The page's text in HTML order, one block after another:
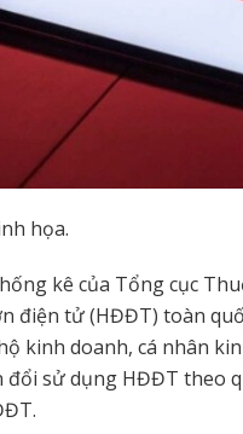
họa.
kê của Tổng cục
điện tử (HĐĐT) toàn
kinh doanh, cá nhân
đổi sử dụng HĐĐT theo